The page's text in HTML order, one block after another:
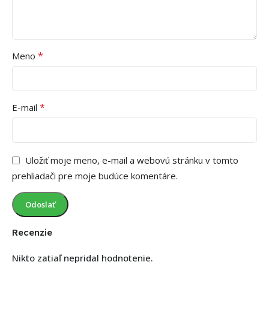
Recenzie
Nikto zatiaľ nepridal hodnotenie.
Meno *
E-mail *
Uložiť moje meno, e-mail a webovú stránku v tomto
prehliadači pre moje budúce komentáre.